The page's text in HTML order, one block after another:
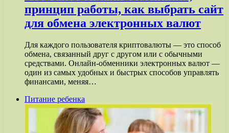
принцип работы, как выбрать сайт
для обмена электронных валют
Для каждого пользователя криптовалюты — это способ
обмена, связанный друг с другом или с обычными
средствами. Онлайн-обменники электронных валют —
один из самых удобных и быстрых способов управлять
финансами, меняя…
Питание ребенка